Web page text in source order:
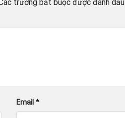
trường bắt buộc được đánh dấu
Email*